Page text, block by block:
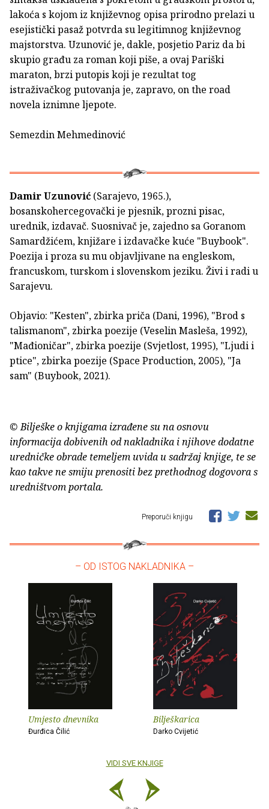
lakoća s kojom iz književnog opisa prirodno prelazi u
esejistički pasaž potvrda su legitimnog književnog
majstorstva. Uzunović je, dakle, posjetio Pariz da bi
skupio građu za roman koji piše, a ovaj Pariški
maraton, brzi putopis koji je rezultat tog
istraživačkog putovanja je, zapravo, on the road
novela iznimne ljepote.
Semezdin Mehmedinović
Damir Uzunović (Sarajevo, 1965.),
bosanskohercegovački je pjesnik, prozni pisac,
urednik, izdavač. Suosnivač je, zajedno sa Goranom
Samardžićem, knjižare i izdavačke kuće "Buybook".
Poezija i proza su mu objavljivane na engleskom,
francuskom, turskom i slovenskom jeziku. Živi i radi u
Sarajevu.
Objavio: "Kesten", zbirka priča (Dani, 1996), "Brod s
talismanom", zbirka poezije (Veselin Masleša, 1992),
"Mađioničar", zbirka poezije (Svjetlost, 1995), "Ljudi i
ptice", zbirka poezije (Space Production, 2005), "Ja
sam" (Buybook, 2021).
© Bilješke o knjigama izrađene su na osnovu
informacija dobivenih od nakladnika i njihove dodatne
uredničke obrade temeljem uvida u sadržaj knjige, te se
kao takve ne smiju prenositi bez prethodnog dogovora s
uredništvom portala.
Preporuči knjigu
– OD ISTOG NAKLADNIKA –
Umjesto dnevnika
Đurđica Čilić
Bilješkarica
Darko Cvijetić
VIDI SVE KNJIGE